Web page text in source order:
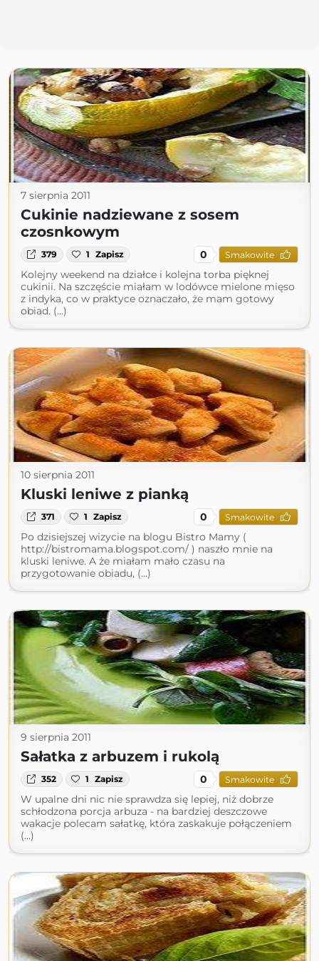
7 sierpnia 2011
Cukinie nadziewane z sosem
czosnkowym
379 1 Zapisz 0 Smakowite
Kolejny weekend na działce i kolejna torba pięknej
cukinii. Na szczęście miałam w lodówce mielone mięso
z indyka, co w praktyce oznaczało, że mam gotowy
obiad. (...)
10 sierpnia 2011
Kluski leniwe z pianką
371 1 Zapisz 0 Smakowite
Po dzisiejszej wizycie na blogu Bistro Mamy (
http://bistromama.blogspot.com/ ) naszło mnie na
kluski leniwe. A że miałam mało czasu na
przygotowanie obiadu, (...)
9 sierpnia 2011
Sałatka z arbuzem i rukolą
352 1 Zapisz 0 Smakowite
W upalne dni nic nie sprawdza się lepiej, niż dobrze
schłodzona porcja arbuza - na bardziej deszczowe
wakacje polecam sałatkę, która zaskakuje połączeniem
(...)